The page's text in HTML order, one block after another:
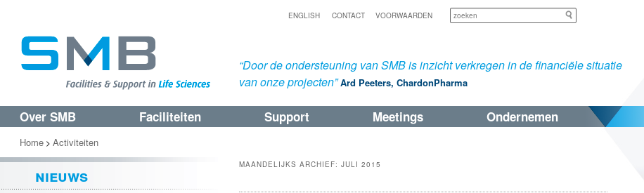
ENGLISH CONTACT VOORWAARDEN
“Door de ondersteuning van SMB is inzicht verkregen in de financiële situatie
van onze projecten” Ard Peeters, ChardonPharma
Spring
naar
de
primaire
Spring
naar
de
secundaire
Over SMB Faciliteiten Support Meetings Ondernemen
MAANDELIJKS ARCHIEF: JULI 2015
Home > Activiteiten
nieuws